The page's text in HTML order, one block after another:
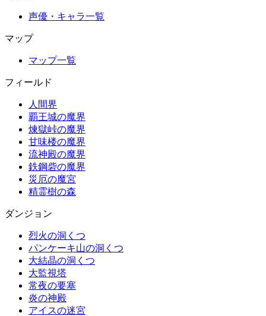
声優・キャラ一覧
マップ
マップ一覧
フィールド
人間界
覇王城の魔界
煉獄峠の魔界
甘味楼の魔界
流神殿の魔界
鉄鋼砦の魔界
災厄の魔宮
精霊樹の森
ダンジョン
烈火の洞くつ
パンケーキ山の洞くつ
大結晶の洞くつ
大監視塔
常夜の要塞
炎の神殿
アイスの迷宮